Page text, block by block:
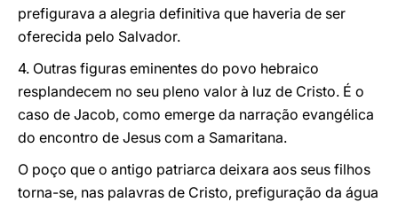
prefigurava a alegria definitiva que haveria de ser
oferecida pelo Salvador.
4. Outras figuras eminentes do povo hebraico
resplandecem no seu pleno valor à luz de Cristo. É o
caso de Jacob, como emerge da narração evangélica
do encontro de Jesus com a Samaritana.
O poço que o antigo patriarca deixara aos seus filhos
torna-se, nas palavras de Cristo, prefiguração da água